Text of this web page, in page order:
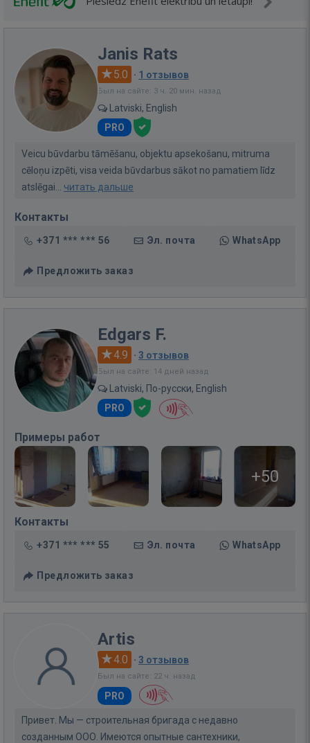
Janis Rats
5.0 · 1 отзывов
Был на сайте: 3 ч. 20 мин. назад
Latviski, English
PRO
Veicu būvdarbu tāmēšanu, objektu apsekošanu, mitruma
cēloņu izpēti, visa veida būvdarbus sākot no pamatiem līdz
atslēgai... читать дальше
Контакты
+371 *** *** 56 Эл. почта WhatsApp
Предложить заказ
Edgars F.
4.9 · 3 отзывов
Был на сайте: 14 дней назад
Latviski, По-русски, English
PRO
Примеры работ
+50
Контакты
+371 *** *** 55 Эл. почта WhatsApp
Предложить заказ
Artis
4.0 · 3 отзывов
Был на сайте: 22 ч. назад
PRO
Привет. Мы — строительная бригада с недавно
созданным ООО. Имеются опытные сантехники,